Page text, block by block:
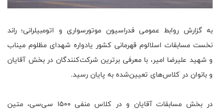
به گزارش روابط عمومی فدراسیون موتورسواری و اتومبیلرانی؛ راند
نخست مسابقات اسلالوم قهرمانی کشور یادواره شهدای مظلوم میناب
و شهید علیرضا امیر، با معرفی برترین شرکت‌کنندگان در بخش آقایان
و بانوان در کلاس‌های تعیین‌شده به پایان رسید.
در بخش مسابقات آقایان و در کلاس منفی ۱۵۰۰ سی‌سی، متین